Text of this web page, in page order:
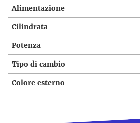
Alimentazione
Cilindrata
Potenza
Tipo di cambio
Colore esterno